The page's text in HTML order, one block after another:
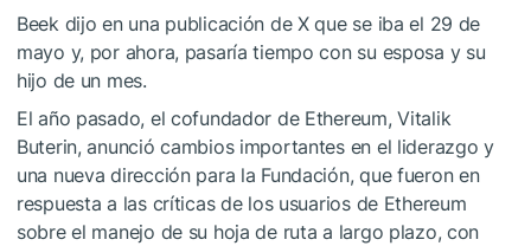
Beek dijo en una publicación de X que se iba el 29 de
mayo y, por ahora, pasaría tiempo con su esposa y su
hijo de un mes.
El año pasado, el cofundador de Ethereum, Vitalik
Buterin, anunció cambios importantes en el liderazgo y
una nueva dirección para la Fundación, que fueron en
respuesta a las críticas de los usuarios de Ethereum
sobre el manejo de su hoja de ruta a largo plazo, con